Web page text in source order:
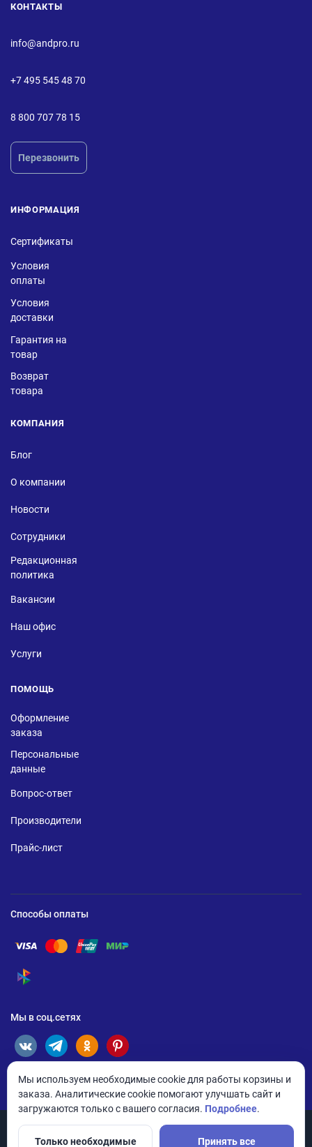
КОНТАКТЫ
info@andpro.ru
+7 495 545 48 70
8 800 707 78 15
Перезвонить
ИНФОРМАЦИЯ
Сертификаты
Условия
оплаты
Условия
доставки
Гарантия на
товар
Возврат
товара
КОМПАНИЯ
Блог
О компании
Новости
Сотрудники
Редакционная
политика
Вакансии
Наш офис
Услуги
ПОМОЩЬ
Оформление
заказа
Персональные
данные
Вопрос-ответ
Производители
Прайс-лист
Способы оплаты
Помощь по оплате Visa
Помощь по оплате Mastercard
Помощь по оплате UnionPay
Помощь по оплате Мир
Помощь по оплате СБП
Мы в соц.сетях
© 2026 ANDPRO / ООО «АНД-Системс»
Мы используем необходимые cookie для работы корзины и
заказа. Аналитические cookie помогают улучшать сайт и
загружаются только с вашего согласия. Подробнее.
Только необходимые Принять все